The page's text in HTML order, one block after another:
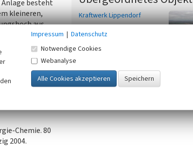
Anlage besteht
kleineren,
aus
Chemie. 80
2004.
Kraftwerk Lippendorf
Impressum | Datenschutz
Notwendige Cookies
Webanalyse